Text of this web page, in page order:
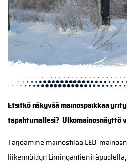
Etsitkö näkyvää mainospaikkaa
tapahtumallesi? Ulkomainosnäyttö
Tarjoamme mainostilaa LED-
liikennöidyn Limingantien